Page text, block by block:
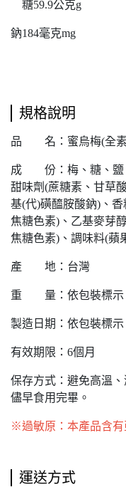
糖59.9公克g
鈉184毫克mg
規格說明
品 名：蜜烏梅(全
成 份：梅、糖、鹽
甜味劑(蔗糖素、甘草
基(代)磺醯胺酸鈉)、
焦糖色素)、乙基麥芽
焦糖色素)、調味料(蘋
產 地：台灣
重 量：依包裝標示
製造日期：依包裝標示
有效期限：6個月
保存方式：避免高溫
儘早食用完畢。
※過敏原：本產品含有
運送方式